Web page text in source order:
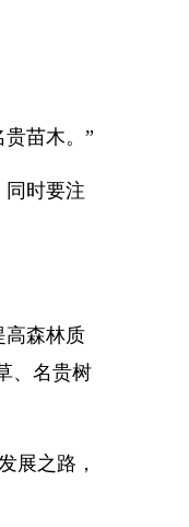
苗木。”
同时要注
高森林质
、名贵树
展之路，